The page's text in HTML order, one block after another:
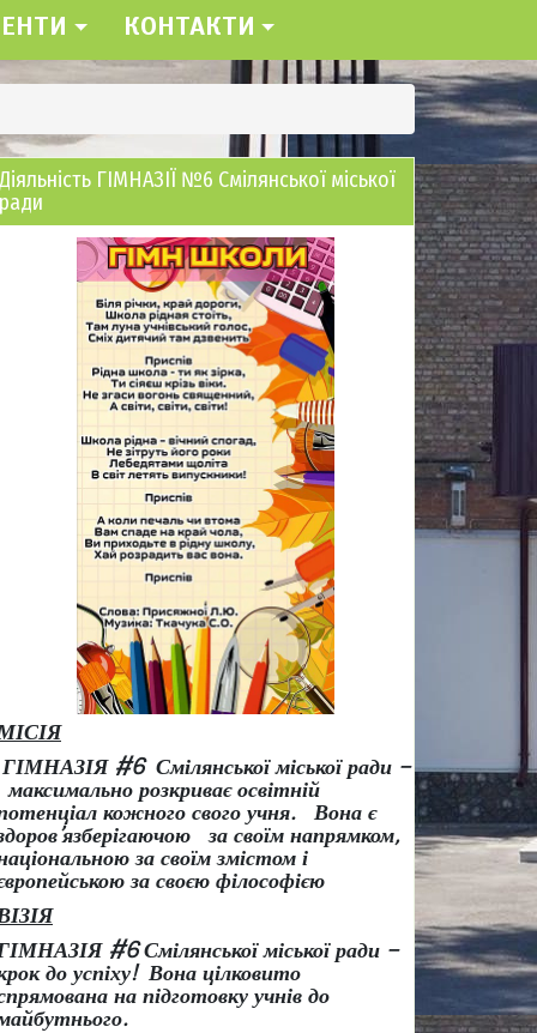
КОНТАКТИ
Діяльність ГІМНАЗІЇ №6 Смілянської міської
ради
ГІМНАЗІЯ #6 Смілянської міської ради –
розкриває освітній
кожного свого учня.
Вона є
’язберігаючою за своїм напрямком,
за своїм змістом і
за своєю філософією
#6 Смілянської міської ради –
до успіху! Вона цілковито
на підготовку учнів до